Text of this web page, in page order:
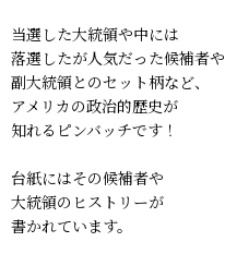
当選した大統領や中には
落選したが人気だった候補者や
副大統領とのセット柄など、
アメリカの政治的歴史が
知れるピンバッチです！
台紙にはその候補者や
大統領のヒストリーが
書かれています。